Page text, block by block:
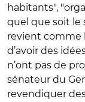
habitants",
quel que soit le
revient comme
d’avoir des
n’ont pas de
sénateur du
revendiquer